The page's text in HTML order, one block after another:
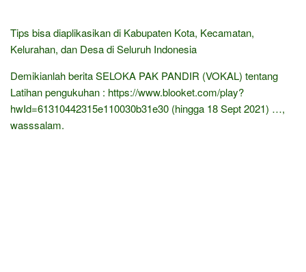
Tips bisa diaplikasikan di Kabupaten Kota, Kecamatan,
Kelurahan, dan Desa di Seluruh Indonesia
Demikianlah berita SELOKA PAK PANDIR (VOKAL) tentang
Latihan pengukuhan : https://www.blooket.com/play?
hwId=61310442315e110030b31e30 (hingga 18 Sept 2021) …,
wasssalam.